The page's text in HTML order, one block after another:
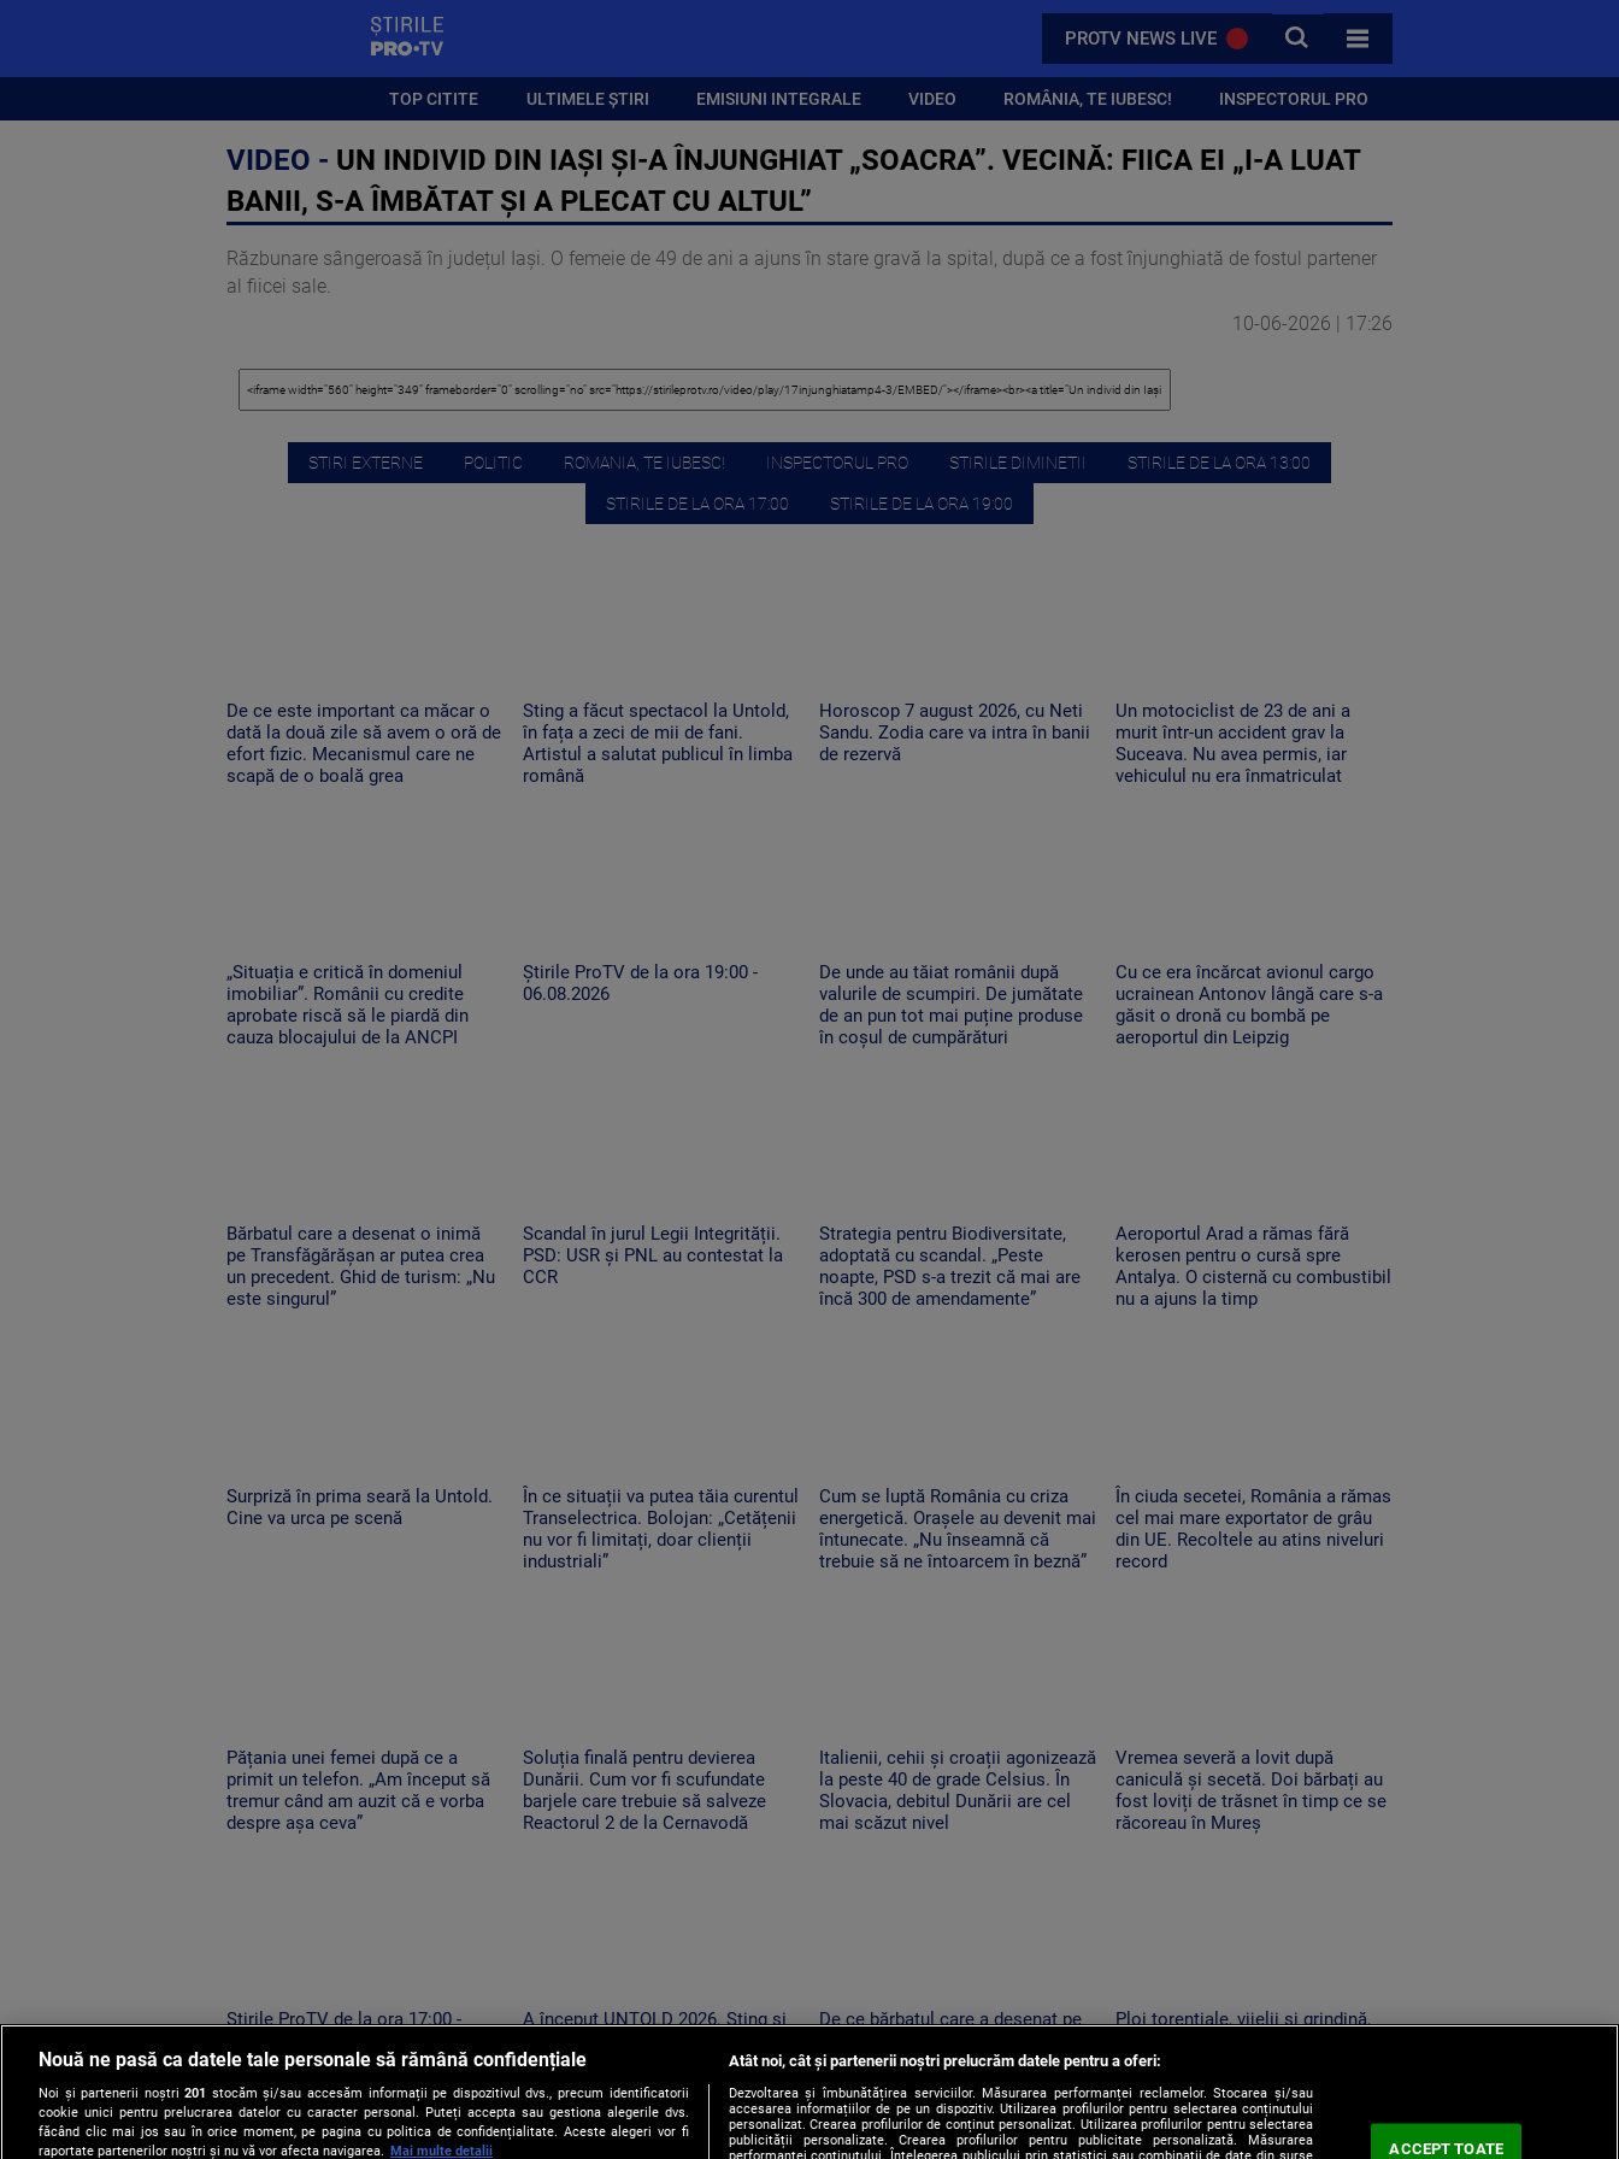
PROTV NEWS LIVE CAUTA
TOATE CATEGORIILE
TOP CITITE ULTIMELE ȘTIRI EMISIUNI INTEGRALE VIDEO ROMÂNIA, TE IUBESC! INSPECTORUL PRO
VIDEO - UN INDIVID DIN IAȘI ȘI-A ÎNJUNGHIAT „SOACRA”. VECINĂ: FIICA EI „I-A LUAT
BANII, S-A ÎMBĂTAT ȘI A PLECAT CU ALTUL”
Răzbunare sângeroasă în județul Iași. O femeie de 49 de ani a ajuns în stare gravă la spital, după ce a fost înjunghiată de fostul partener
al fiicei sale.
10-06-2026 | 17:26
STIRI EXTERNE POLITIC ROMANIA, TE IUBESC! INSPECTORUL PRO STIRILE DIMINETII STIRILE DE LA ORA 13:00
STIRILE DE LA ORA 17:00 STIRILE DE LA ORA 19:00
De ce este important ca măcar o
dată la două zile să avem o oră de
efort fizic. Mecanismul care ne
scapă de o boală grea
Sting a făcut spectacol la Untold,
în fața a zeci de mii de fani.
Artistul a salutat publicul în limba
română
Horoscop 7 august 2026, cu Neti
Sandu. Zodia care va intra în banii
de rezervă
Un motociclist de 23 de ani a
murit într-un accident grav la
Suceava. Nu avea permis, iar
vehiculul nu era înmatriculat
„Situația e critică în domeniul
imobiliar”. Românii cu credite
aprobate riscă să le piardă din
cauza blocajului de la ANCPI
Știrile ProTV de la ora 19:00 -
06.08.2026
De unde au tăiat românii după
valurile de scumpiri. De jumătate
de an pun tot mai puține produse
în coșul de cumpărături
Cu ce era încărcat avionul cargo
ucrainean Antonov lângă care s-a
găsit o dronă cu bombă pe
aeroportul din Leipzig
Bărbatul care a desenat o inimă
pe Transfăgărășan ar putea crea
un precedent. Ghid de turism: „Nu
este singurul”
Scandal în jurul Legii Integrității.
PSD: USR și PNL au contestat la
CCR
Strategia pentru Biodiversitate,
adoptată cu scandal. „Peste
noapte, PSD s-a trezit că mai are
încă 300 de amendamente”
Aeroportul Arad a rămas fără
kerosen pentru o cursă spre
Antalya. O cisternă cu combustibil
nu a ajuns la timp
Surpriză în prima seară la Untold.
Cine va urca pe scenă
În ce situații va putea tăia curentul
Transelectrica. Bolojan: „Cetățenii
nu vor fi limitați, doar clienții
industriali”
Cum se luptă România cu criza
energetică. Orașele au devenit mai
întunecate. „Nu înseamnă că
trebuie să ne întoarcem în beznă”
În ciuda secetei, România a rămas
cel mai mare exportator de grâu
din UE. Recoltele au atins niveluri
record
Pățania unei femei după ce a
primit un telefon. „Am început să
tremur când am auzit că e vorba
despre așa ceva”
Soluția finală pentru devierea
Dunării. Cum vor fi scufundate
barjele care trebuie să salveze
Reactorul 2 de la Cernavodă
Italienii, cehii și croații agonizează
la peste 40 de grade Celsius. În
Slovacia, debitul Dunării are cel
mai scăzut nivel
Vremea severă a lovit după
caniculă și secetă. Doi bărbați au
fost loviți de trăsnet în timp ce se
răcoreau în Mureș
Știrile ProTV de la ora 17:00 -
A început UNTOLD 2026. Sting și
nouă scene din Cluj-Napoca
De ce bărbatul care a desenat pe
putea fi primul amendat în Argeș
pentru acest lucru
Ploi torențiale, vijelii și grindină,
care se schimbă vremea
Nouă ne pasă ca datele tale personale să rămână confidențiale
Noi și partenerii noștri201 stocăm și/sau accesăm informații pe dispozitivul dvs., precum identificatorii
cookie unici pentru prelucrarea datelor cu caracter personal. Puteți accepta sau gestiona alegerile dvs.
făcând clic mai jos sau în orice moment, pe pagina cu politica de confidențialitate. Aceste alegeri vor fi
raportate partenerilor noștri și nu vă vor afecta navigarea.
Mai multe detalii
Atât noi, cât și partenerii noștri prelucrăm datele pentru a oferi:
Dezvoltarea și îmbunătățirea serviciilor. Măsurarea performanței reclamelor. Stocarea și/sau
accesarea informațiilor de pe un dispozitiv. Utilizarea profilurilor pentru selectarea conținutului
personalizat. Crearea profilurilor de conținut personalizat. Utilizarea profilurilor pentru selectarea
publicității personalizate. Crearea profilurilor pentru publicitate personalizată. Măsurarea
ACCEPT TOATE